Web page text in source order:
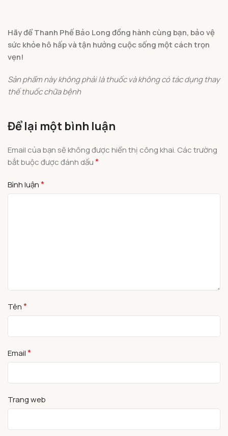
Hãy để Thanh Phế Bảo Long đồng hành cùng bạn, bảo vệ
sức khỏe hô hấp và tận hưởng cuộc sống một cách trọn
vẹn!
Sản phẩm này không phải là thuốc và không có tác dụng thay
thế thuốc chữa bệnh
Để lại một bình luận
Email của bạn sẽ không được hiển thị công khai. Các trường
bắt buộc được đánh dấu*
Bình luận*
Tên*
Email*
Trang web